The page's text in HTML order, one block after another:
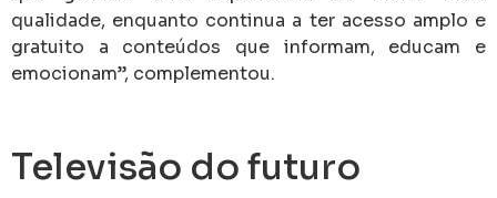
aos telespectadores interagir com parte da
programação e até mesmo fazer compras
diretamente de seu televisor, abrindo novas
com a primeira tela apresentando um catálogo de
canais de televisão abertos, o que não vem